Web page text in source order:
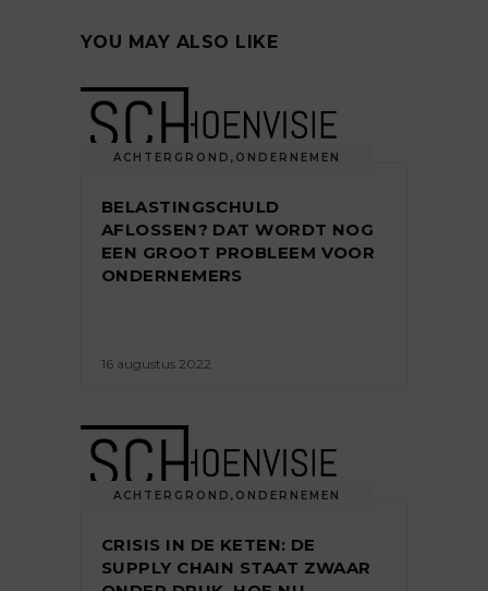
YOU MAY ALSO LIKE
ACHTERGROND , ONDERNEMEN
BELASTINGSCHULD
AFLOSSEN? DAT WORDT NOG
EEN GROOT PROBLEEM VOOR
ONDERNEMERS
16 augustus 2022
ACHTERGROND , ONDERNEMEN
CRISIS IN DE KETEN: DE
SUPPLY CHAIN STAAT ZWAAR